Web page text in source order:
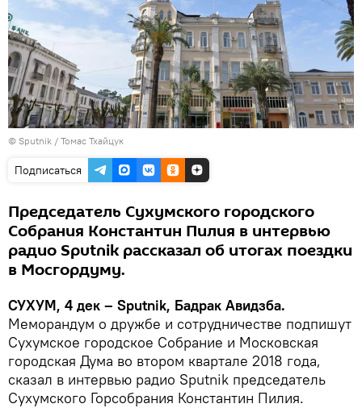
© Sputnik / Томас Тхайцук
Подписаться
Председатель Сухумского городского
Собрания Константин Пилия в интервью
радио Sputnik рассказал об итогах поездки
в Мосгордуму.
СУХУМ, 4 дек – Sputnik, Бадрак Авидзба.
Меморандум о дружбе и сотрудничестве подпишут
Сухумское городское Собрание и Московская
городская Дума во втором квартале 2018 года,
сказал в интервью радио Sputnik председатель
Сухумского Горсобрания Константин Пилия.